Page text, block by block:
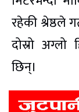
रहेकी श्रेष्ठले
दोस्रो
छिन्।